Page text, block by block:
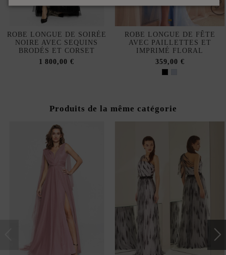
ROBE LONGUE DE SOIRÉE
NOIRE AVEC SEQUINS
BRODÉS ET CORSET
1 800,00 €
ROBE LONGUE DE FÊTE
AVEC PAILLETTES ET
IMPRIMÉ FLORAL
359,00 €
Produits de la même catégorie